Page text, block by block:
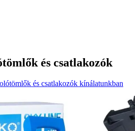
és csatlakozók
és csatlakozók kínálatunkban